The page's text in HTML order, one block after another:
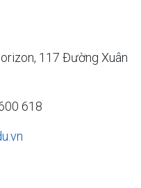
117 Đường Xuân
618